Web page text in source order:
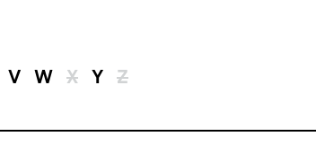
V W X Y Z